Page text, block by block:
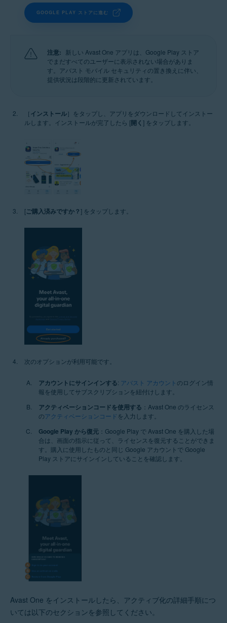
GOOGLE PLAY ストアに進む
注意: 新しい Avast One アプリは、Google Play ストア
でまだすべてのユーザーに表示されない場合がありま
す。アバスト モバイル セキュリティの置き換えに伴い、
提供状況は段階的に更新されています。
［ インストール］をタップし、アプリをダウンロードしてインストー
ルします。インストールが完了したら [開く ] をタップします。
[ご購入済みですか？] をタップします。
次のオプションが利用可能です。
アカウントにサインインする: アバスト アカウントのログイン情
報を使用してサブスクリプションを紐付けします。
アクティベーションコードを使用する ：Avast One のライセンス
のアクティベーションコード を入力します。
Google Play から復元 ：Google Play で Avast One を購入した場
合は、画面の指示に従って、ライセンスを復元することができま
す。購入に使用したものと同じ Google アカウントで Google
Play ストアにサインインしていることを確認します。
Avast One をインストールしたら、アクティブ化の詳細手順につ
いては以下のセクションを参照してください。